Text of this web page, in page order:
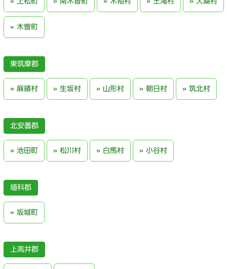
木曽町
東筑摩郡
麻績村 生坂村 山形村 朝日村 筑北村
北安曇郡
池田町 松川村 白馬村 小谷村
埴科郡
坂城町
上高井郡